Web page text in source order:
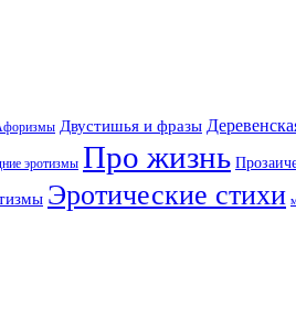
Двустишья и фразы
эротизмы Про жизнь
Эротические стихи